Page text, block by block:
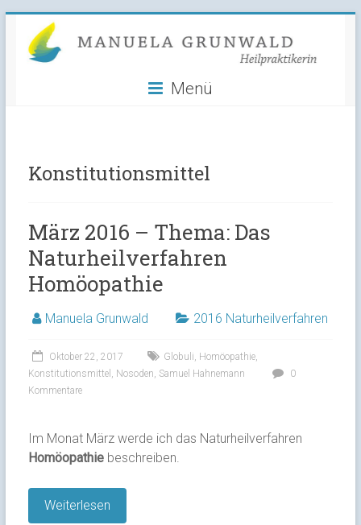
content
Manuela
Grunwald
Menü
Konstitutionsmittel
März 2016 – Thema: Das
Naturheilverfahren
Homöopathie
Manuela Grunwald 2016 Naturheilverfahren
Oktober 22, 2017 Globuli Homöopathie,
Konstitutionsmittel
Nosoden Samuel Hahnemann
0
Kommentare
Im Monat März werde ich das Naturheilverfahren
Homöopathiebeschreiben.
Weiterlesen